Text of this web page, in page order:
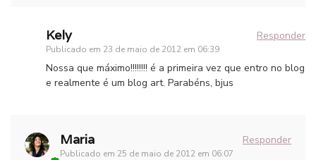
Kely
Publicado em 23 de maio de 2012 em 06:39
Responder
Nossa que máximo!!!!!!!! é a primeira vez que entro no blog
e realmente é um blog art. Parabéns, bjus
Maria
Publicado em 25 de maio de 2012 em 06:07
Responder